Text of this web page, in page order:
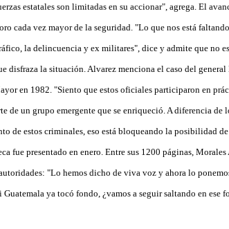
estatales son limitadas en su accionar", agrega. El
cada vez mayor de la seguridad. "Lo que nos está
la delincuencia y ex militares", dice y admite que no
disfraza la situación. Alvarez menciona el caso del
en 1982. "Siento que estos oficiales participaron en
de un grupo emergente que se enriqueció. A diferencia
de estos criminales, eso está bloqueando la posibilidad
fue presentado en enero. Entre sus 1200 páginas,
"Lo hemos dicho de viva voz y ahora lo
ya tocó fondo, ¿vamos a seguir saltando en ese